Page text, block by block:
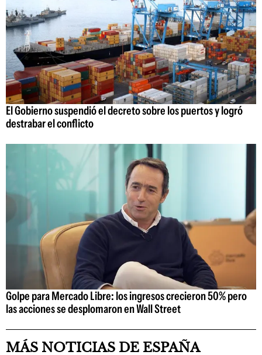
El Gobierno suspendió el decreto sobre los puertos y logró
destrabar el conflicto
Golpe para Mercado Libre: los ingresos crecieron 50% pero
las acciones se desplomaron en Wall Street
MÁS NOTICIAS DE ESPAÑA